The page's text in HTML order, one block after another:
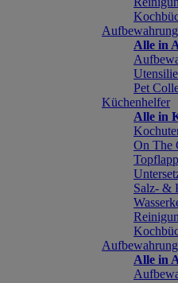
Aufbewahrung
Alle in
Pet
Küchenhelfer
Alle in
On The
Salz- &
Aufbewahrung
Alle in